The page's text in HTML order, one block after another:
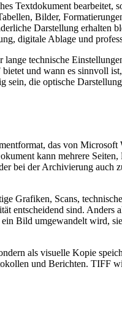
Textdokument bearbeitet,
Bilder,
Darstellung erhalten
digitale Ablage und
technische
und wann es sinnvoll
sein, die optische
das von Microsoft
kann mehrere
bei der Archivierung auch
Grafiken, Scans,
entscheidend sind.
Bild umgewandelt wird,
als visuelle Kopie
und Berichten. TIFF